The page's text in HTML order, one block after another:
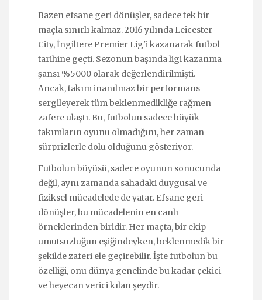
Bazen efsane geri dönüşler, sadece tek bir
maçla sınırlı kalmaz. 2016 yılında Leicester
City, İngiltere Premier Lig'i kazanarak futbol
tarihine geçti. Sezonun başında ligi kazanma
şansı %5000 olarak değerlendirilmişti.
Ancak, takım inanılmaz bir performans
sergileyerek tüm beklenmedikliğe rağmen
zafere ulaştı. Bu, futbolun sadece büyük
takımların oyunu olmadığını, her zaman
sürprizlerle dolu olduğunu gösteriyor.
Futbolun büyüsü, sadece oyunun sonucunda
değil, aynı zamanda sahadaki duygusal ve
fiziksel mücadelede de yatar. Efsane geri
dönüşler, bu mücadelenin en canlı
örneklerinden biridir. Her maçta, bir ekip
umutsuzluğun eşiğindeyken, beklenmedik bir
şekilde zaferi ele geçirebilir. İşte futbolun bu
özelliği, onu dünya genelinde bu kadar çekici
ve heyecan verici kılan şeydir.